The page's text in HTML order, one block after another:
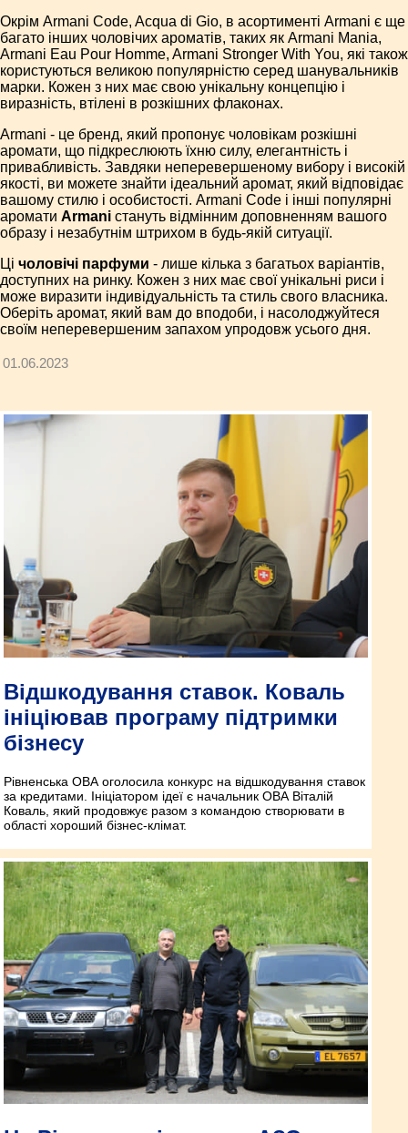
Окрім Armani Code, Acqua di Gio, в асортименті Armani є ще
багато інших чоловічих ароматів, таких як Armani Mania,
Armani Eau Pour Homme, Armani Stronger With You, які також
користуються великою популярністю серед шанувальників
марки. Кожен з них має свою унікальну концепцію і
виразність, втілені в розкішних флаконах.
Armani - це бренд, який пропонує чоловікам розкішні
аромати, що підкреслюють їхню силу, елегантність і
привабливість. Завдяки неперевершеному вибору і високій
якості, ви можете знайти ідеальний аромат, який відповідає
вашому стилю і особистості. Armani Code і інші популярні
аромати Armani стануть відмінним доповненням вашого
образу і незабутнім штрихом в будь-якій ситуації.
Ці чоловічі парфуми - лише кілька з багатьох варіантів,
доступних на ринку. Кожен з них має свої унікальні риси і
може виразити індивідуальність та стиль свого власника.
Оберіть аромат, який вам до вподоби, і насолоджуйтеся
своїм неперевершеним запахом упродовж усього дня.
01.06.2023
Відшкодування ставок. Коваль
ініціював програму підтримки
бізнесу
Рівненська ОВА оголосила конкурс на відшкодування ставок
за кредитами. Ініціатором ідеї є начальник ОВА Віталій
Коваль, який продовжує разом з командою створювати в
області хороший бізнес-клімат.